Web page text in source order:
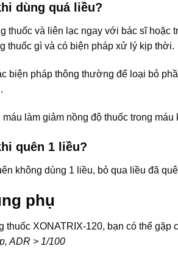
dùng quá liều?
thuốc và liên lạc ngay với bác sĩ hoặc
thuốc gì và có biện pháp xử lý kịp thời.
biện pháp thông thường để loại bỏ
máu làm giảm nồng độ thuốc trong
quên 1 liều?
không dùng 1 liều, bỏ qua liều đã
phụ
thuốc XONATRIX-120, bạn có thể gặp
ADR > 1/100